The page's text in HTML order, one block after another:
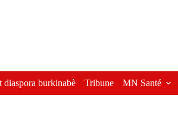
diaspora burkinabè Tribune MN Santé